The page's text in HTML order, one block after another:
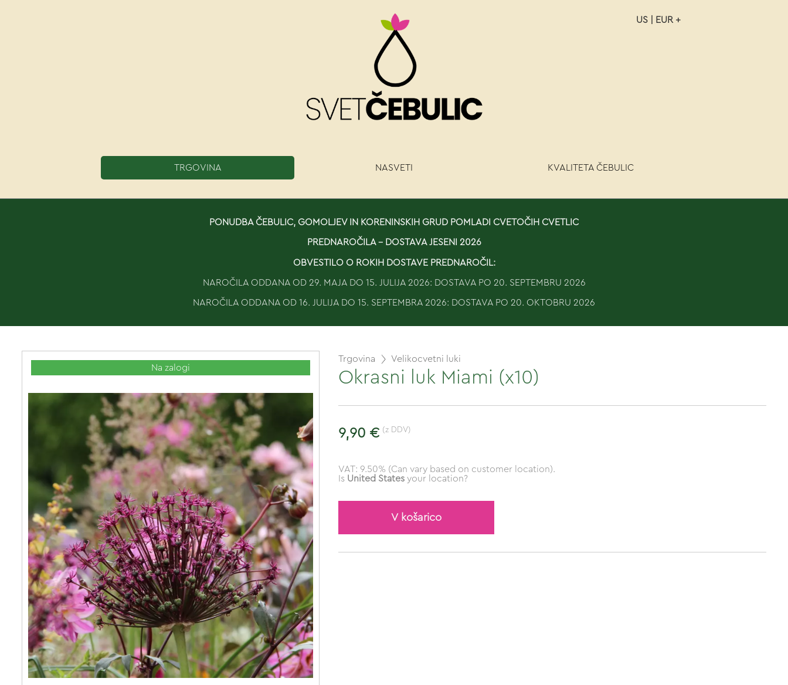
US | EUR +
TRGOVINA NASVETI KVALITETA ČEBULIC
PONUDBA ČEBULIC, GOMOLJEV IN KORENINSKIH GRUD POMLADI CVETOČIH CVETLIC
PREDNAROČILA - DOSTAVA JESENI 2026
OBVESTILO O ROKIH DOSTAVE PREDNAROČIL:
NAROČILA ODDANA OD 29. MAJA DO 15. JULIJA 2026: DOSTAVA PO 20. SEPTEMBRU 2026
NAROČILA ODDANA OD 16. JULIJA DO 15. SEPTEMBRA 2026: DOSTAVA PO 20. OKTOBRU 2026
Na zalogi
Trgovina Velikocvetni luki
Okrasni luk Miami (x10)
9,90 € (z DDV)
VAT: 9.50% (Can vary based on customer location).
Is United States your location?
V košarico